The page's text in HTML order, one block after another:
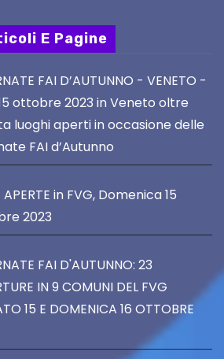
E Pagine
FAI D’AUTUNNO - VENETO -
ottobre 2023 in Veneto oltre
luoghi aperti in occasione delle
FAI d’Autunno
APERTE in FVG, Domenica 15
2023
FAI D'AUTUNNO: 23
IN 9 COMUNI DEL FVG
15 E DOMENICA 16 OTTOBRE